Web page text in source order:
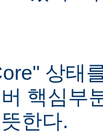
상태
핵심부
한다.